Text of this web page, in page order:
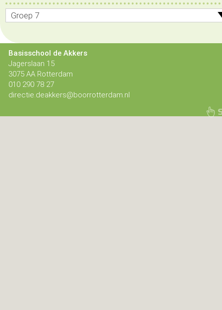
Groep 7
Basisschool de Akkers
Jagerslaan 15
3075 AA Rotterdam
010 290 78 27
directie.deakkers@boorrotterdam.nl